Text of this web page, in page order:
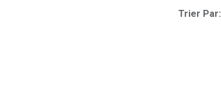
Trier Par: